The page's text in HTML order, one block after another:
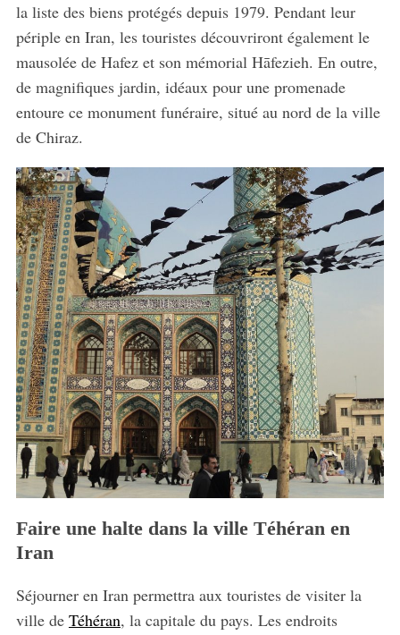
la liste des biens protégés depuis 1979. Pendant leur
périple en Iran, les touristes découvriront également le
mausolée de Hafez et son mémorial Hāfezieh. En outre,
de magnifiques jardin, idéaux pour une promenade
entoure ce monument funéraire, situé au nord de la ville
de Chiraz.
Faire une halte dans la ville Téhéran en
Iran
Séjourner en Iran permettra aux touristes de visiter la
ville de Téhéran, la capitale du pays. Les endroits
a